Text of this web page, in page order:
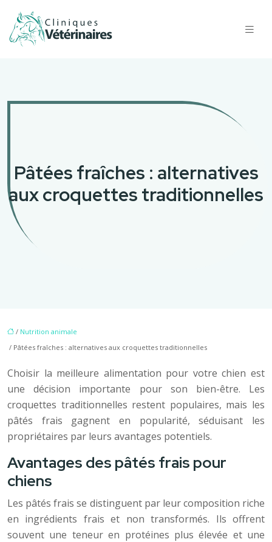
Pâtées fraîches : alternatives
aux croquettes traditionnelles
/ Nutrition animale
/ Pâtées fraîches : alternatives aux croquettes traditionnelles
Choisir la meilleure alimentation pour votre chien est
une décision importante pour son bien-être. Les
croquettes traditionnelles restent populaires, mais les
pâtés frais gagnent en popularité, séduisant les
propriétaires par leurs avantages potentiels.
Avantages des pâtés frais pour
chiens
Les pâtés frais se distinguent par leur composition riche
en ingrédients frais et non transformés. Ils offrent
souvent une teneur en protéines plus élevée et une